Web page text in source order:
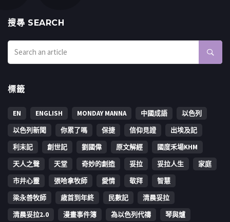
搜㝷 SEARCH
標籤
EN ENGLISH MONDAY MANNA 中國成語
以色列
以色列新聞
你累了嗎 保捷 信仰見證
出埃及記
利未記
創世記 劉國偉 原文解經
國度禾場KHM
天人之聲
天堂 奇妙的創造 妥拉 妥拉人生
家庭
市井心靈
張哈拿牧師 愛情 敬拜
智慧
梁永善牧師
歳首到年終 民數記
清晨妥拉
清晨妥拉2.0
漫畫事件簿 為以色列代禱 琴與爐